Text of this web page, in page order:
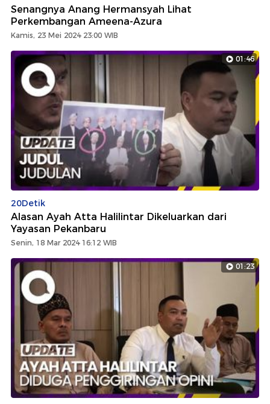
Senangnya Anang Hermansyah Lihat
Perkembangan Ameena-Azura
Kamis, 23 Mei 2024 23:00 WIB
01:46
20Detik
Alasan Ayah Atta Halilintar Dikeluarkan dari
Yayasan Pekanbaru
Senin, 18 Mar 2024 16:12 WIB
01:23